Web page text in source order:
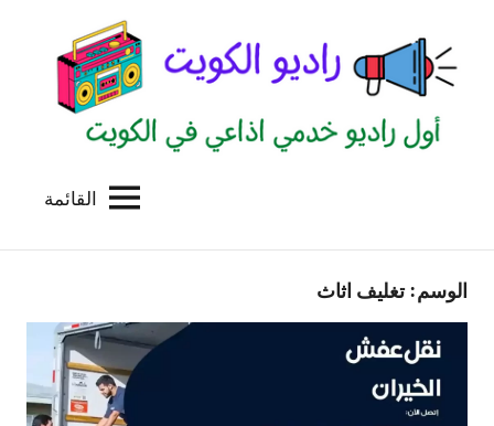
المحتوى
الكويت
للاعلانات
بالكويت
القائمة
الوسم:تغليف اثاث